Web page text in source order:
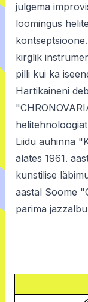
julgema
loomingus
kirglik
pilli kui ka
Hartikaineni
Liidu auhinna
alates 1961.
kunstilise
aastal Soome
parima